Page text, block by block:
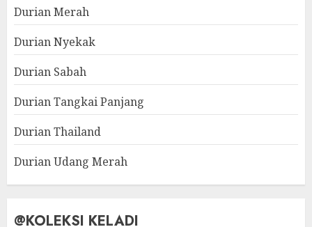
Durian Merah
Durian Nyekak
Durian Sabah
Durian Tangkai Panjang
Durian Thailand
Durian Udang Merah
@KOLEKSI KELADI